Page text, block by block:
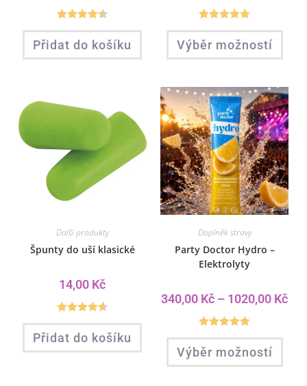
Hodnocení
4.50z 5
Přidat do košíku
Hodnocení
5.00z 5
Výběr možností
Další produkty
Špunty do uší klasické
14,00 Kč
Hodnocení
4.60z 5
Přidat do košíku
Doplněk stravy
Party Doctor Hydro –
Elektrolyty
340,00 Kč – 1020,00 Kč
Hodnocení
5.00z 5
Výběr možností